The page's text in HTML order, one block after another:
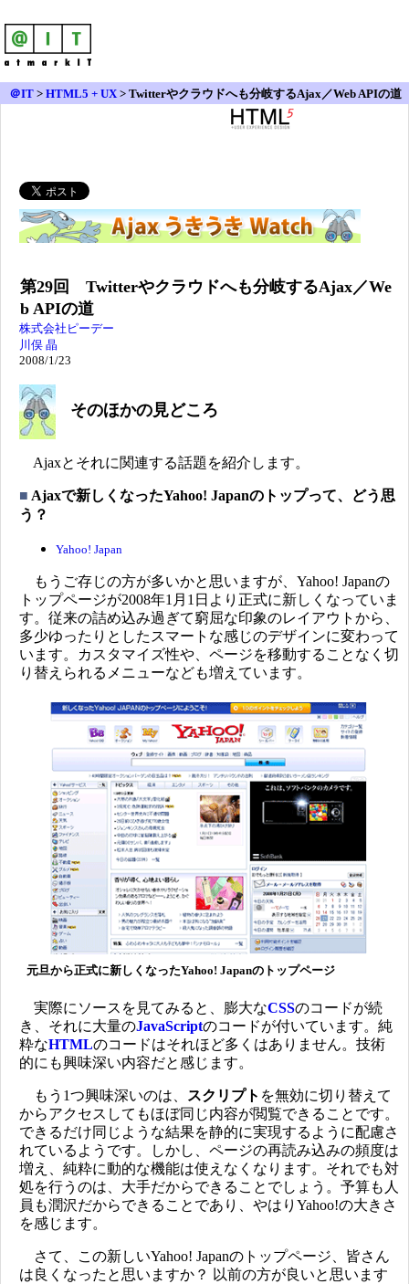
＠IT > HTML5 + UX> Twitterやクラウドへも分岐するAjax／Web APIの道
第29回 Twitterやクラウドへも分岐するAjax／We
b APIの道
株式会社ピーデー
川俣 晶
2008/1/23
そのほかの見どころ
Ajaxとそれに関連する話題を紹介します。
■ Ajaxで新しくなったYahoo! Japanのトップって、どう思
う？
Yahoo! Japan
もうご存じの方が多いかと思いますが、Yahoo! Japanの
トップページが2008年1月1日より正式に新しくなっていま
す。従来の詰め込み過ぎて窮屈な印象のレイアウトから、
多少ゆったりとしたスマートな感じのデザインに変わって
います。カスタマイズ性や、ページを移動することなく切
り替えられるメニューなども増えています。
元旦から正式に新しくなったYahoo! Japanのトップページ
実際にソースを見てみると、膨大なCSSのコードが続
き、それに大量のJavaScriptのコードが付いています。純
粋なHTMLのコードはそれほど多くはありません。技術
的にも興味深い内容だと感じます。
もう1つ興味深いのは、 スクリプト を無効に切り替えて
からアクセスしてもほぼ同じ内容が閲覧できることです。
できるだけ同じような結果を静的に実現するように配慮さ
れているようです。しかし、ページの再読み込みの頻度は
増え、純粋に動的な機能は使えなくなります。それでも対
処を行うのは、大手だからできることでしょう。予算も人
員も潤沢だからできることであり、やはりYahoo!の大きさ
を感じます。
さて、この新しいYahoo! Japanのトップページ、皆さん
は良くなったと思いますか？ 以前の方が良いと思います